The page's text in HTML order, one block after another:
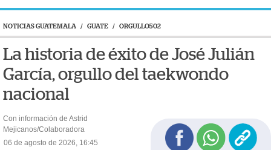
NOTICIAS GUATEMALA / GUATE / ORGULLO502
La historia de éxito de José Julián
García, orgullo del taekwondo
nacional
Con información de Astrid
Mejicanos/Colaboradora
06 de agosto de 2026, 16:45